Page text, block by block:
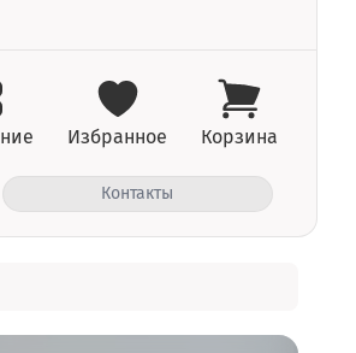
Избранное Корзина
Контакты